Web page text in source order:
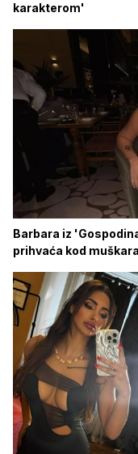
karakterom'
Barbara iz
prihvaća kod